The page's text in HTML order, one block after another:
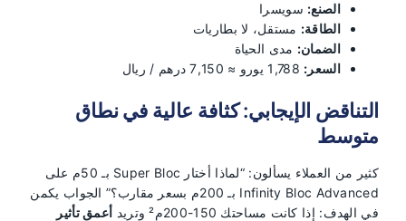
الصنع: سويسرا
الطاقة: مستقل، لا بطاريات
الضمان: مدى الحياة
السعر:
التناقض الإيجابي: كثافة عالية في نطاق
متوسط
كثير من العملاء يسألون: “لماذا أختار Super Bloc بـ 50م على
Infinity Bloc Advanced بـ 200م بسعر مقارب؟” الجواب يكمن
في الهدف: إذا كانت مساحتك 150-200م² وتريد
أعمق تأثير